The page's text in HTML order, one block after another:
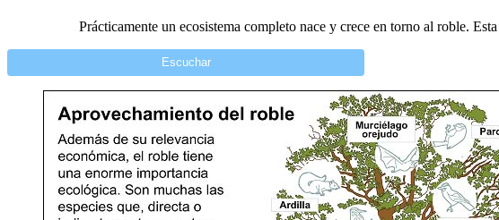
Prácticamente un ecosistema completo nace y crece en torno al roble.
Escuchar